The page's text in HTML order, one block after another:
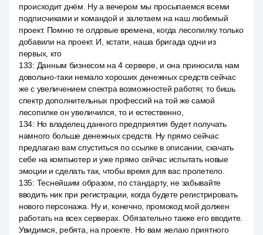
происходит днём. Ну а вечером мы просыпаемся всеми
подписчиками и командой и залетаем на наш любимый
проект. Помню те олдовые времена, когда лесопилку только
добавили на проект. И, кстати, наша бригада одни из
первых, кто
133: Данным бизнесом на 4 сервере, и она приносила нам
довольно-таки немало хороших денежных средств сейчас
же с увеличением спектра возможностей работяг, то бишь
спектр дополнительных профессий на той же самой
лесопилке он увеличился, то и естественно,
134: Но владелец данного предприятия будет получать
намного больше денежных средств. Ну прямо сейчас
предлагаю вам спуститься по ссылке в описании, скачать
себе на компьютер и уже прямо сейчас испытать новые
эмоции и сделать так, чтобы время для вас пролетело.
135: Теснейшим образом, по стандарту, не забывайте
вводить ник при регистрации, когда будете регистрировать
нового персонажа. Ну и, конечно, промокод мой должен
работать на всех серверах. Обязательно также его вводите.
Увидимся, ребята, на проекте. Но вам желаю приятного